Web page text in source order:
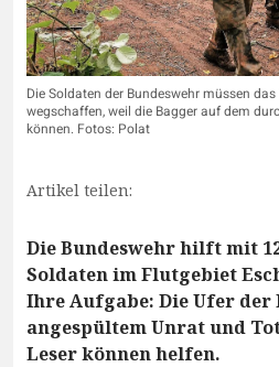
Die Soldaten der Bundeswehr müssen
wegschaffen, weil die Bagger auf dem
können. Fotos: Polat
Artikel teilen:
Die Bundeswehr hilft mit
Soldaten im Flutgebiet
Ihre Aufgabe: Die Ufer der
angespültem Unrat und
Leser können helfen.